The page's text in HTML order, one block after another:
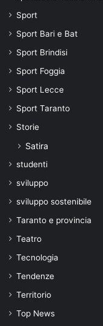
Sport
Sport Bari e Bat
Sport Brindisi
Sport Foggia
Sport Lecce
Sport Taranto
Storie
Satira
studenti
sviluppo
sviluppo sostenibile
Taranto e provincia
Teatro
Tecnologia
Tendenze
Territorio
Top News